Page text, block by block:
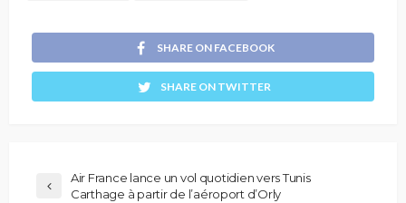
SHARE ON FACEBOOK
SHARE ON TWITTER
Air France lance un vol quotidien vers Tunis
Carthage à partir de l’aéroport d’Orly